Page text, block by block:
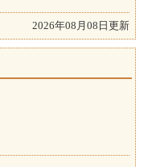
2026年08月08日更新